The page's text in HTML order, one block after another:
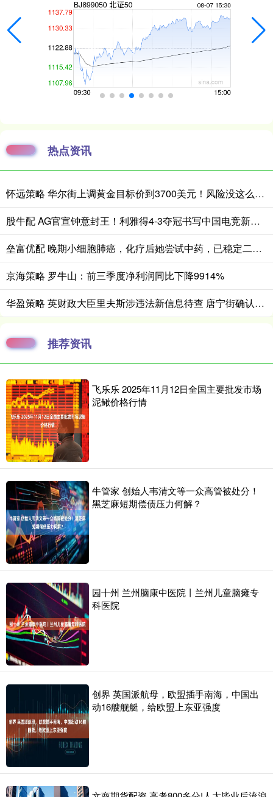
热点资讯
怀远策略 华尔街上调黄金目标价到3700美元！风险没这么快消停
股牛配 AG官宣钟意封王！利雅得4-3夺冠书写中国电竞新历史_比赛_世界杯_官方
垒富优配 晚期小细胞肺癌，化疗后她尝试中药，已稳定二十五年！
京海策略 罗牛山：前三季度净利润同比下降9914%
华盈策略 英财政大臣里夫斯涉违法新信息待查 唐宁街确认其将发布下月预算
推荐资讯
飞乐乐 2025年11月12日全国主要批发市场
泥鳅价格行情
牛管家 创始人韦清文等一众高管被处分！
黑芝麻短期偿债压力何解？
园十州 兰州脑康中医院丨兰州儿童脑瘫专
科医院
创界 英国派航母，欧盟插手南海，中国出
动16艘舰艇，给欧盟上东亚强度